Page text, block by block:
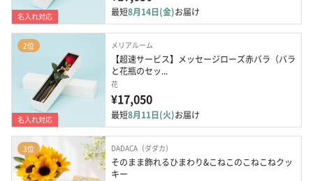
名入れ対応 最短8月14日(金)お届け
2位
名入れ対応
メリアルーム
【超速サービス】メッセージローズ赤バラ（バラ
と花瓶のセッ...
花
¥17,050
最短8月11日(火)お届け
3位 DADACA（ダダカ）
そのまま飾れるひまわり&こねこのこねこねクッ
キー